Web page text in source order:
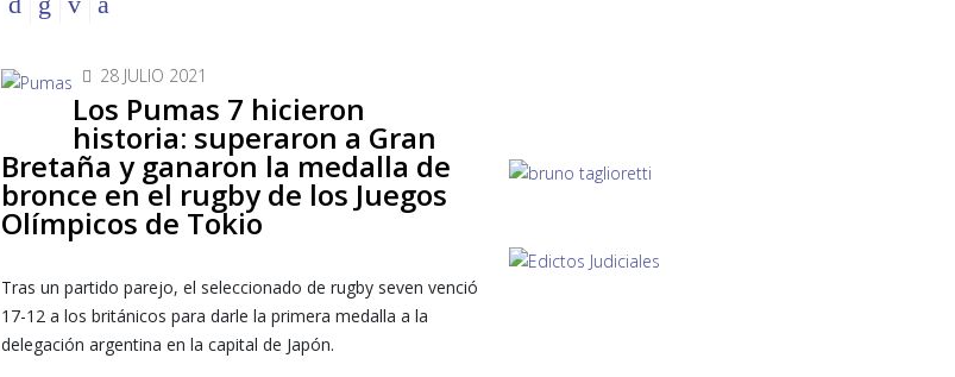
28 JULIO 2021
Los Pumas 7 hicieron
historia: superaron a Gran
Bretaña y ganaron la medalla de
bronce en el rugby de los Juegos
Olímpicos de Tokio
Tras un partido parejo, el seleccionado de rugby seven venció
17-12 a los británicos para darle la primera medalla a la
delegación argentina en la capital de Japón.